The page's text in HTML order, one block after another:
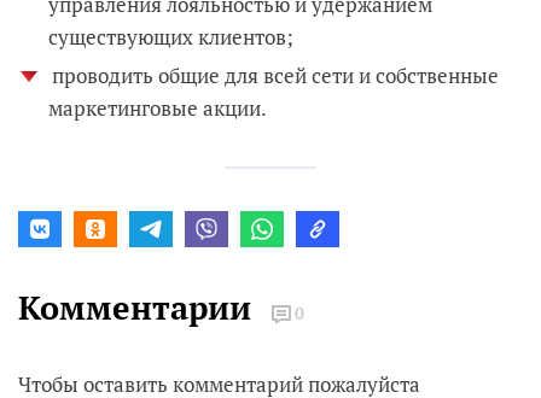
существующих клиентов;
проводить общие для всей сети и собственные
маркетинговые акции.
Комментарии 0
Чтобы оставить комментарий пожалуйста